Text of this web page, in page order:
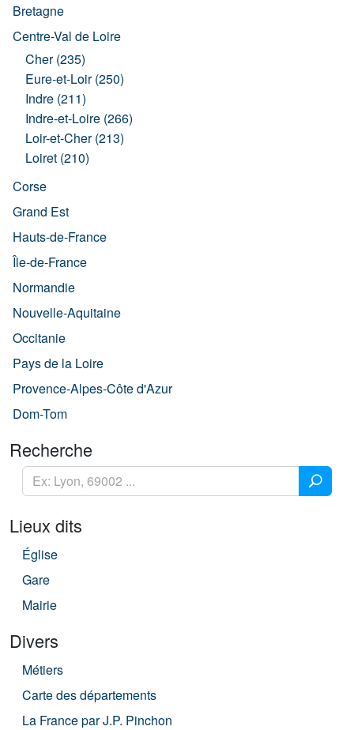
Bretagne
Centre-Val de Loire
Cher (235)
Eure-et-Loir (250)
Indre (211)
Indre-et-Loire (266)
Loir-et-Cher (213)
Loiret (210)
Corse
Grand Est
Hauts-de-France
Île-de-France
Normandie
Nouvelle-Aquitaine
Occitanie
Pays de la Loire
Provence-Alpes-Côte d'Azur
Dom-Tom
Recherche
Lieux dits
Église
Gare
Mairie
Divers
Métiers
Carte des départements
La France par J.P. Pinchon